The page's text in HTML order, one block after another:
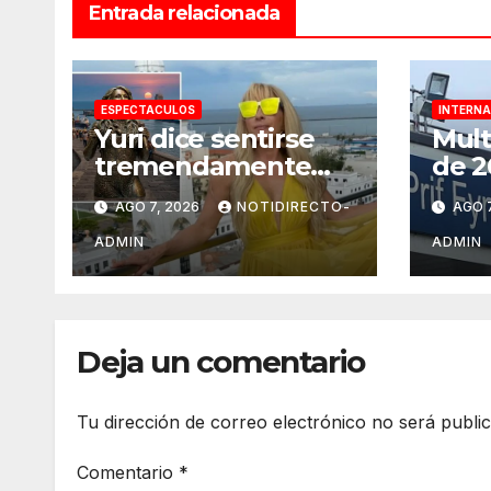
Entrada relacionada
ESPECTACULOS
Yuri dice sentirse
tremendamente
emocionada sobre
su estatua que le
harán en Veracruz
AGO 7, 2026 NOTIDIRECTO-
ADMIN
de
unAGO
ADMIN
Deja un comentario
Tu dirección de correo electrónico no será
Comentario *